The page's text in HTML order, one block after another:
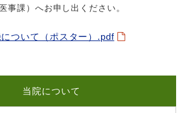
事課）へお申し出ください。
ついて（ポスター）.pdf
当院について